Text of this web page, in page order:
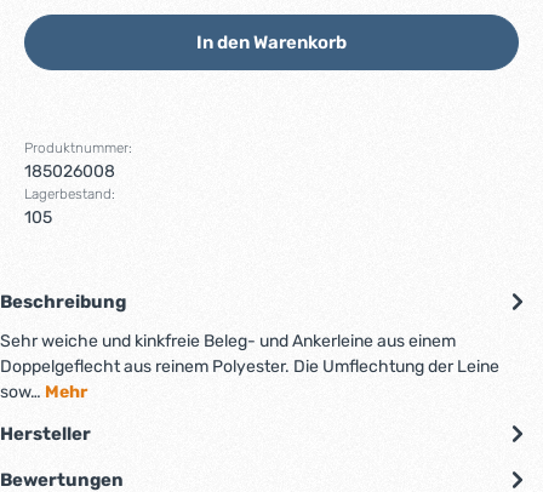
In den Warenkorb
Produktnummer:
185026008
Lagerbestand:
105
Beschreibung
Sehr weiche und kinkfreie Beleg- und Ankerleine aus einem
Doppelgeflecht aus reinem Polyester. Die Umflechtung der Leine
sow… Mehr
Hersteller
Bewertungen